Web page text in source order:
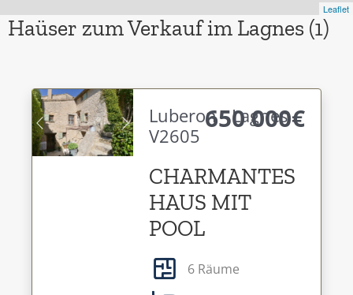
Leaflet
Haüser zum Verkauf im Lagnes (1)
Previous Next
Luberon - Lagnes -
V2605
650 000€
CHARMANTES
HAUS MIT
POOL
6 Räume